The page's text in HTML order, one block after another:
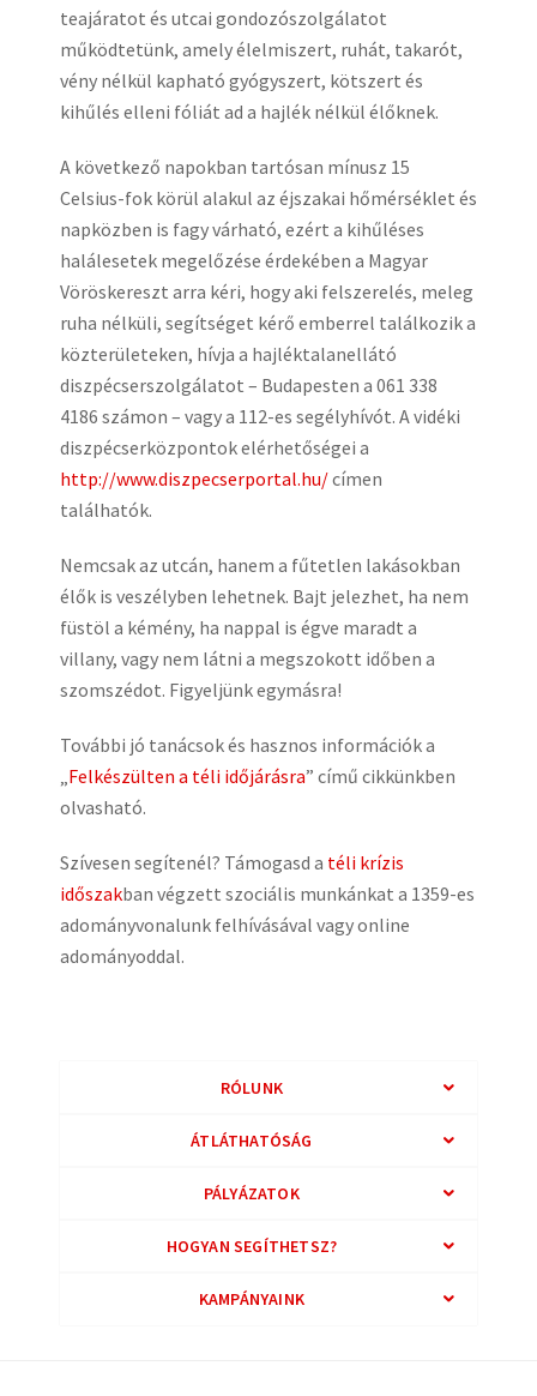
teajáratot és utcai gondozószolgálatot
működtetünk, amely élelmiszert, ruhát, takarót,
vény nélkül kapható gyógyszert, kötszert és
kihűlés elleni fóliát ad a hajlék nélkül élőknek.
A következő napokban tartósan mínusz 15
Celsius-fok körül alakul az éjszakai hőmérséklet és
napközben is fagy várható, ezért a kihűléses
halálesetek megelőzése érdekében a Magyar
Vöröskereszt arra kéri, hogy aki felszerelés, meleg
ruha nélküli, segítséget kérő emberrel találkozik a
közterületeken, hívja a hajléktalanellátó
diszpécserszolgálatot – Budapesten a 061 338
4186 számon – vagy a 112-es segélyhívót. A vidéki
diszpécserközpontok elérhetőségei a
http://www.diszpecserportal.hu/címen
találhatók.
Nemcsak az utcán, hanem a fűtetlen lakásokban
élők is veszélyben lehetnek. Bajt jelezhet, ha nem
füstöl a kémény, ha nappal is égve maradt a
villany, vagy nem látni a megszokott időben a
szomszédot. Figyeljünk egymásra!
További jó tanácsok és hasznos információk a
„Felkészülten a téli időjárásra” című cikkünkben
olvasható.
Szívesen segítenél? Támogasd a téli krízis
időszakban végzett szociális munkánkat a 1359-es
adományvonalunk felhívásával vagy online
adományoddal.
RÓLUNK
ÁTLÁTHATÓSÁG
PÁLYÁZATOK
HOGYAN SEGÍTHETSZ?
KAMPÁNYAINK